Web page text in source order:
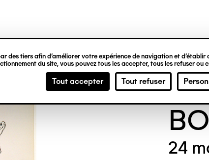
des tiers afin d’améliorer votre expérience de navigation et d’établir
du site, vous pouvez tous les accepter, tous les refuser ou
Tout accepter Tout refuser
24